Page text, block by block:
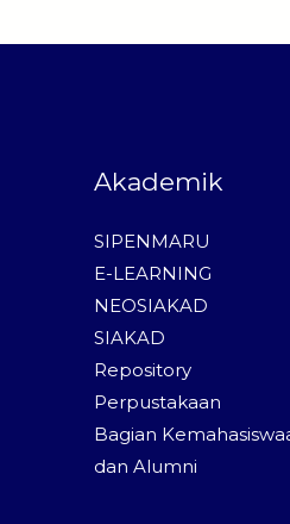
Akademik
SIPENMARU
E-LEARNING
NEOSIAKAD
SIAKAD
Repository
Perpustakaan
Bagian
dan Alumni